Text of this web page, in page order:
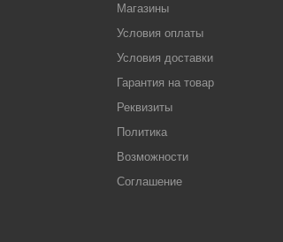
Магазины
Условия оплаты
Условия доставки
Гарантия на товар
Реквизиты
Политика
Возможности
Соглашение